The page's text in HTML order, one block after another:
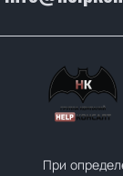
При